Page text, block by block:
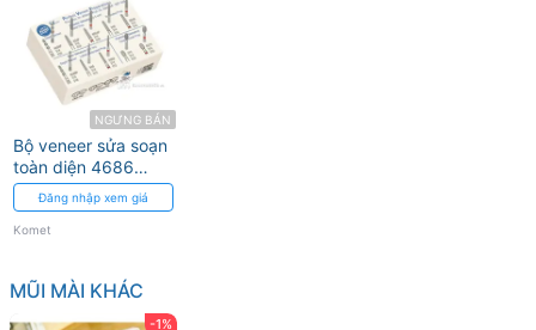
NGƯNG BÁN
Bộ veneer sửa soạn
toàn diện 4686
KometĐăng nhập xem giá
Komet
MŨI MÀI KHÁC
-1%